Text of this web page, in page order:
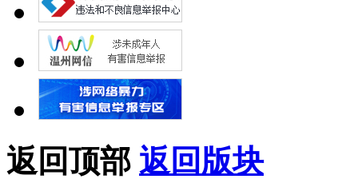
返回顶部 返回版块